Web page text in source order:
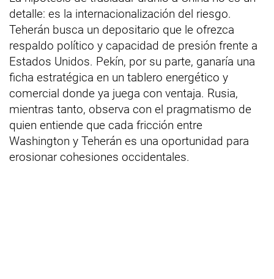
detalle: es la internacionalización del riesgo.
Teherán busca un depositario que le ofrezca
respaldo político y capacidad de presión frente a
Estados Unidos. Pekín, por su parte, ganaría una
ficha estratégica en un tablero energético y
comercial donde ya juega con ventaja. Rusia,
mientras tanto, observa con el pragmatismo de
quien entiende que cada fricción entre
Washington y Teherán es una oportunidad para
erosionar cohesiones occidentales.